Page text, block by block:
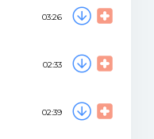
03:26
02:33
02:39